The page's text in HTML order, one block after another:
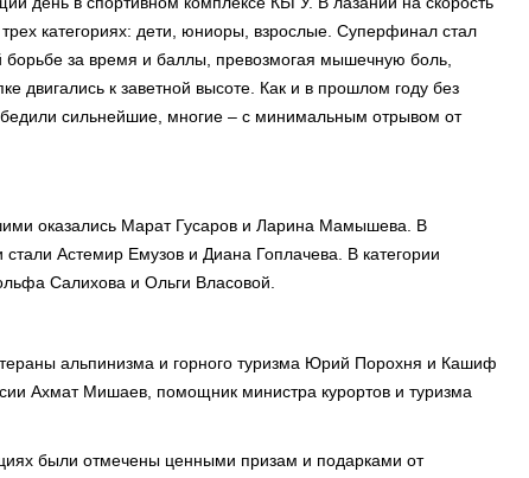
категориях: дети, юниоры, взрослые. Суперфинал стал
за время и баллы, превозмогая мышечную боль,
двигались к заветной высоте. Как и в прошлом году без
сильнейшие, многие – с минимальным отрывом от
оказались Марат Гусаров и Ларина Мамышева. В
Астемир Емузов и Диана Гоплачева. В категории
Салихова и Ольги Власовой.
альпинизма и горного туризма Юрий Порохня и Кашиф
Ахмат Мишаев, помощник министра курортов и туризма
были отмечены ценными призам и подарками от